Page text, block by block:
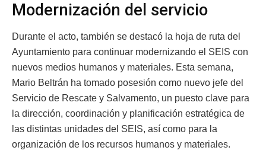
Modernización del servicio
Durante el acto, también se destacó la hoja de ruta del
Ayuntamiento para continuar modernizando el SEIS con
nuevos medios humanos y materiales. Esta semana,
Mario Beltrán ha tomado posesión como nuevo jefe del
Servicio de Rescate y Salvamento, un puesto clave para
la dirección, coordinación y planificación estratégica de
las distintas unidades del SEIS, así como para la
organización de los recursos humanos y materiales.